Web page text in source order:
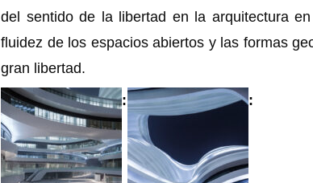
del sentido de la libertad en la arquitectura
fluidez de los espacios abiertos y las formas
gran libertad.